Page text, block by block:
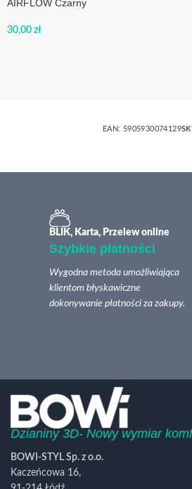
AIRFLOW Czarny
30,00zł
EAN: 5905930074129
BLIK, Karta, Przelew online
Szybkie płatności
Wygodna metoda umożliwiająca
klientom błyskawiczne
dokonywanie płatności za zakupy.
Dzianiny 3D- Nowy wymiar
BOWI-STYL Sp. z o.o.
Kaczeńcowa 16,